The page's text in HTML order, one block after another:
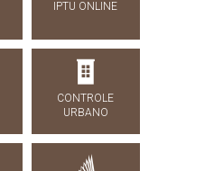
IPTU ONLINE
CONTROLE
URBANO